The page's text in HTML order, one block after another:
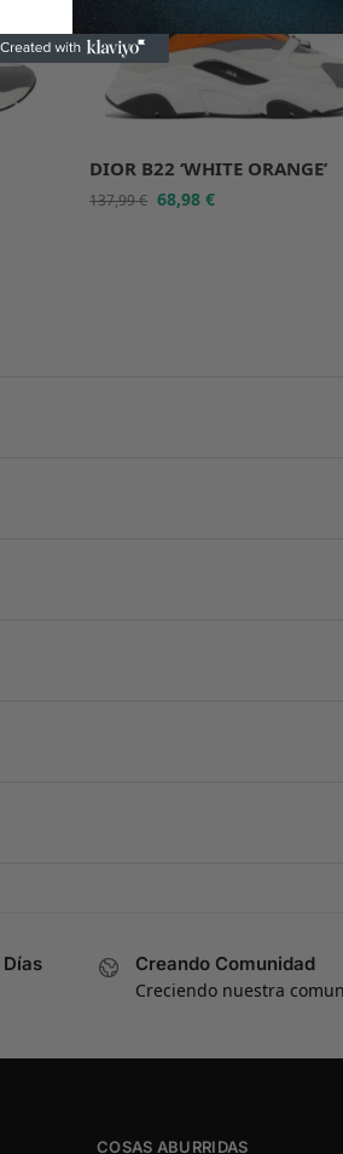
DIOR B22 ‘WHITE ORANGE’
137,99€ 68,98€
Creando Comunidad
Creciendo nuestra
COSAS ABURRIDAS